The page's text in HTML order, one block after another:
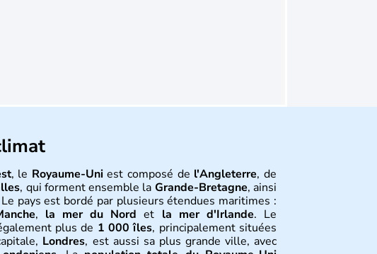
, le Royaume-Uniest composé de l'Angleterre, de
, qui forment ensemble la Grande-Bretagne, ainsi
pays est bordé par plusieurs étendues maritimes :
, la mer du Nord et la mer d'Irlande. Le
plus de 1 000 îles, principalement situées
Londres, est aussi sa plus grande ville, avec